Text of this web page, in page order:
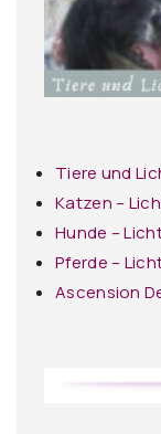
Tiere und
Katzen –
Hunde –
Pferde –
Ascension